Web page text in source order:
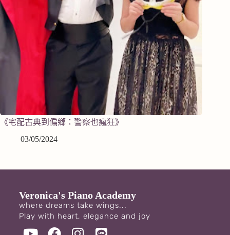
《宅配古典到偏鄉：警察也瘋狂》
03/05/2024
Veronica's Piano Academy
where dreams take wings...
Play with heart, elegance and joy